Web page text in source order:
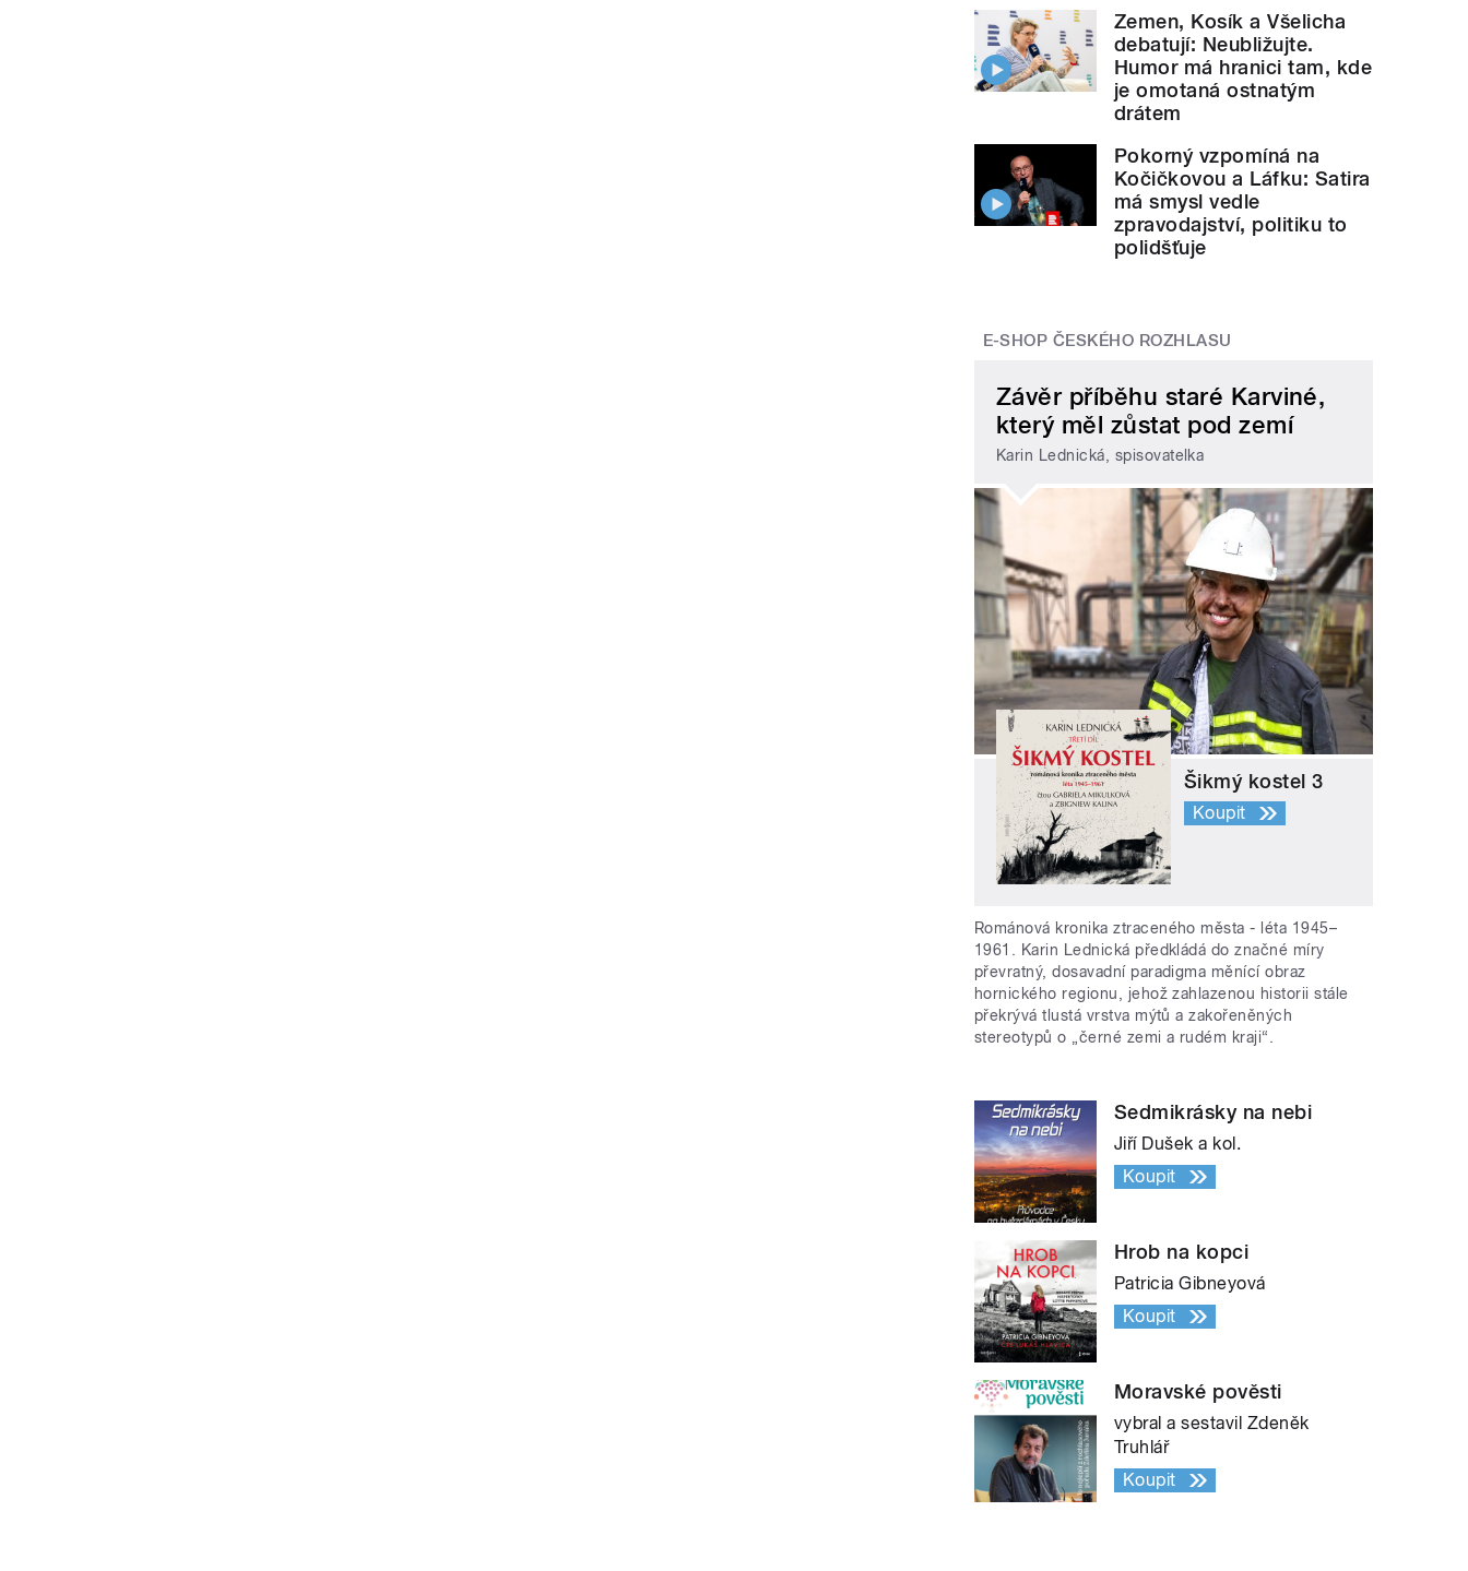
Zemen, Kosík a Všelicha
debatují: Neubližujte.
Humor má hranici tam, kde
je omotaná ostnatým
drátem
Pokorný vzpomíná na
Kočičkovou a Láfku: Satira
má smysl vedle
zpravodajství, politiku to
polidšťuje
E-SHOP ČESKÉHO ROZHLASU
Závěr příběhu staré Karviné,
který měl zůstat pod zemí
Karin Lednická, spisovatelka
Šikmý kostel 3
Koupit
Románová kronika ztraceného města - léta 1945–
1961. Karin Lednická předkládá do značné míry
převratný, dosavadní paradigma měnící obraz
hornického regionu, jehož zahlazenou historii stále
překrývá tlustá vrstva mýtů a zakořeněných
stereotypů o „černé zemi a rudém kraji“.
Sedmikrásky na nebi
Jiří Dušek a kol.
Koupit
Hrob na kopci
Patricia Gibneyová
Koupit
Moravské pověsti
vybral a sestavil Zdeněk
Truhlář
Koupit